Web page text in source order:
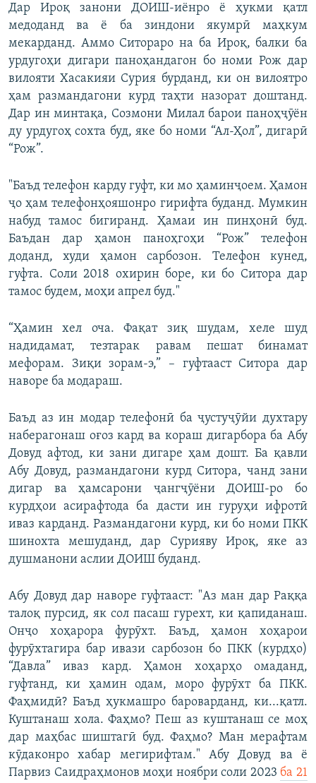
Дар Ироқ занони ДОИШ-иёнро ё ҳукми қатл
медоданд ва ё ба зиндони якумрӣ маҳкум
мекарданд. Аммо Ситораро на ба Ироқ, балки ба
урдугоҳи дигари паноҳандагон бо номи Рож дар
вилояти Хасакияи Сурия бурданд, ки он вилоятро
ҳам размандагони курд таҳти назорат доштанд.
Дар ин минтақа, Созмони Милал барои паноҳҷӯён
ду урдугоҳ сохта буд, яке бо номи “Ал-Ҳол”, дигарӣ
“Рож”.
"Баъд телефон карду гуфт, ки мо ҳаминҷоем. Ҳамон
ҷо ҳам телефонҳояшонро гирифта буданд. Мумкин
набуд тамос бигиранд. Ҳамаи ин пинҳонӣ буд.
Баъдан дар ҳамон паноҳгоҳи “Рож” телефон
доданд, худи ҳамон сарбозон. Телефон кунед,
гуфта. Соли 2018 охирин боре, ки бо Ситора дар
тамос будем, моҳи апрел буд."
“Ҳамин хел оча. Фақат зиқ шудам, хеле шуд
надидамат, тезтарак равам пешат бинамат
мефорам. Зиқи зорам-э,” – гуфтааст Ситора дар
наворе ба модараш.
Баъд аз ин модар телефонӣ ба ҷустуҷӯйи духтару
наберагонаш оғоз кард ва кораш дигарбора ба Абу
Довуд афтод, ки зани дигаре ҳам дошт. Ба қавли
Абу Довуд, размандагони курд Ситора, чанд зани
дигар ва ҳамсарони ҷангҷӯёни ДОИШ-ро бо
курдҳои асирафтода ба дасти ин гуруҳи ифротӣ
иваз карданд. Размандагони курд, ки бо номи ПКК
шинохта мешуданд, дар Сурияву Ироқ, яке аз
душманони аслии ДОИШ буданд.
Абу Довуд дар наворе гуфтааст: "Аз ман дар Раққа
талоқ пурсид, як сол пасаш гурехт, ки қапиданаш.
Онҷо хоҳарора фурӯхт. Баъд, ҳамон хоҳарои
фурӯхтагира бар ивази сарбозон бо ПКК (курдҳо)
“Давла” иваз кард. Ҳамон хоҳарҳо омаданд,
гуфтанд, ки ҳамин одам, моро фурӯхт ба ПКК.
Фаҳмидӣ? Баъд ҳукмашро бароварданд, ки...қатл.
Куштанаш хола. Фаҳмо? Пеш аз куштанаш се моҳ
дар маҳбас шиштагӣ буд. Фаҳмо? Ман мерафтам
кӯдаконро хабар мегирифтам." Абу Довуд ва ё
Парвиз Саидраҳмонов моҳи ноябри соли 2023 ба 21